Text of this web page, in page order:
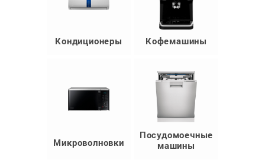
Кондиционеры Кофемашины
Микроволновки
Посудомоечные
машины